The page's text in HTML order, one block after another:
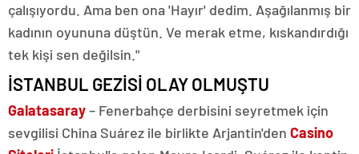
çalışıyordu. Ama ben ona 'Hayır' dedim. Aşağılanmış bir
kadının oyununa düştün. Ve merak etme, kıskandırdığı
tek kişi sen değilsin."
İSTANBUL GEZİSİ OLAY OLMUŞTU
Galatasaray– Fenerbahçe derbisini seyretmek için
sevgilisi China Suárez ile birlikte Arjantin'den Casino